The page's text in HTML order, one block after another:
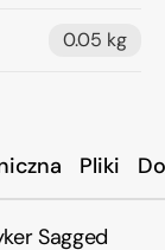
Pliki
Sagged
0.05 kg